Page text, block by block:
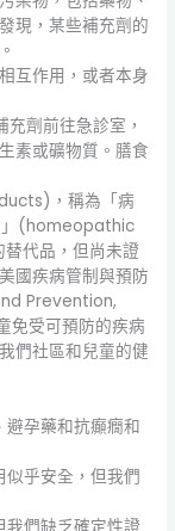
現，某些補充劑的
互作用，或者本身
劑前往急診室，
素或礦物質。膳食
，稱為「病
」(homeopathic
代品，但尚未證
國疾病管制與預防
Prevention,
免受可預防的疾病
們社區和兒童的健
孕藥和抗癲癇和
乎安全，但我們